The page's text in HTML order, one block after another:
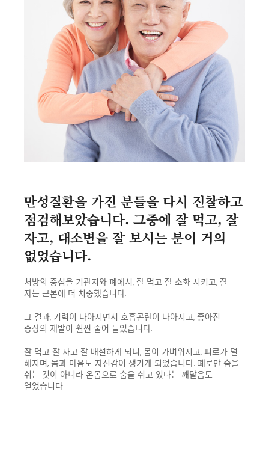
만성질환을 가진 분들을 다시 진찰하고
점검해보았습니다. 그중에 잘 먹고, 잘
자고, 대소변을 잘 보시는 분이 거의
없었습니다.
처방의 중심을 기관지와 폐에서, 잘 먹고 잘 소화 시키고, 잘
자는 근본에 더 치중했습니다.
그 결과, 기력이 나아지면서 호흡곤란이 나아지고, 좋아진
증상의 재발이 훨씬 줄어 들었습니다.
잘 먹고 잘 자고 잘 배설하게 되니, 몸이 가벼워지고, 피로가 덜
해지며, 몸과 마음도 자신감이 생기게 되었습니다. 폐로만 숨을
쉬는 것이 아니라 온몸으로 숨을 쉬고 있다는 깨달음도
얻었습니다.